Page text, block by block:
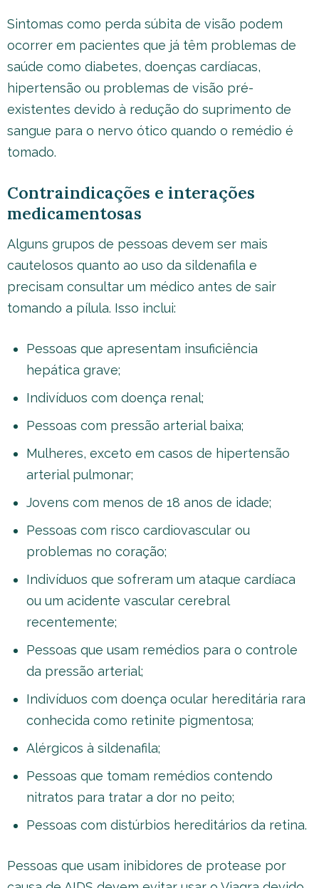
Sintomas como perda súbita de visão podem
ocorrer em pacientes que já têm problemas de
saúde como diabetes, doenças cardíacas,
hipertensão ou problemas de visão pré-
existentes devido à redução do suprimento de
sangue para o nervo ótico quando o remédio é
tomado.
Contraindicações e interações
medicamentosas
Alguns grupos de pessoas devem ser mais
cautelosos quanto ao uso da sildenafila e
precisam consultar um médico antes de sair
tomando a pílula. Isso inclui:
Pessoas que apresentam insuficiência
hepática grave;
Indivíduos com doença renal;
Pessoas com pressão arterial baixa;
Mulheres, exceto em casos de hipertensão
arterial pulmonar;
Jovens com menos de 18 anos de idade;
Pessoas com risco cardiovascular ou
problemas no coração;
Indivíduos que sofreram um ataque cardíaca
ou um acidente vascular cerebral
recentemente;
Pessoas que usam remédios para o controle
da pressão arterial;
Indivíduos com doença ocular hereditária rara
conhecida como retinite pigmentosa;
Alérgicos à sildenafila;
Pessoas que tomam remédios contendo
nitratos para tratar a dor no peito;
Pessoas com distúrbios hereditários da retina.
Pessoas que usam inibidores de protease por